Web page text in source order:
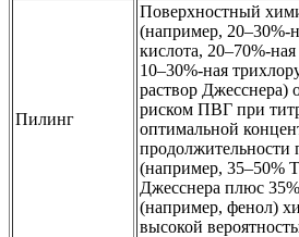
Пилинг
Поверхностный
(например, 20–30%-
кислота, 20–70%-
10–30%-ная
раствор Джесснера)
риском ПВГ при
оптимальной
продолжительности
(например, 35–50%
Джесснера плюс
(например, фенол)
высокой